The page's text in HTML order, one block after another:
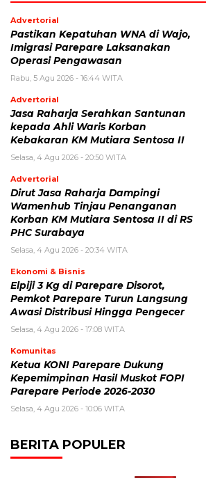
Advertorial
Pastikan Kepatuhan WNA di Wajo,
Imigrasi Parepare Laksanakan
Operasi Pengawasan
Rabu, 5 Agu 2026 - 16:44 WITA
Advertorial
Jasa Raharja Serahkan Santunan
kepada Ahli Waris Korban
Kebakaran KM Mutiara Sentosa II
Selasa, 4 Agu 2026 - 20:50 WITA
Advertorial
Dirut Jasa Raharja Dampingi
Wamenhub Tinjau Penanganan
Korban KM Mutiara Sentosa II di RS
PHC Surabaya
Selasa, 4 Agu 2026 - 20:34 WITA
Ekonomi & Bisnis
Elpiji 3 Kg di Parepare Disorot,
Pemkot Parepare Turun Langsung
Awasi Distribusi Hingga Pengecer
Selasa, 4 Agu 2026 - 17:08 WITA
Komunitas
Ketua KONI Parepare Dukung
Kepemimpinan Hasil Muskot FOPI
Parepare Periode 2026-2030
Selasa, 4 Agu 2026 - 10:06 WITA
BERITA POPULER